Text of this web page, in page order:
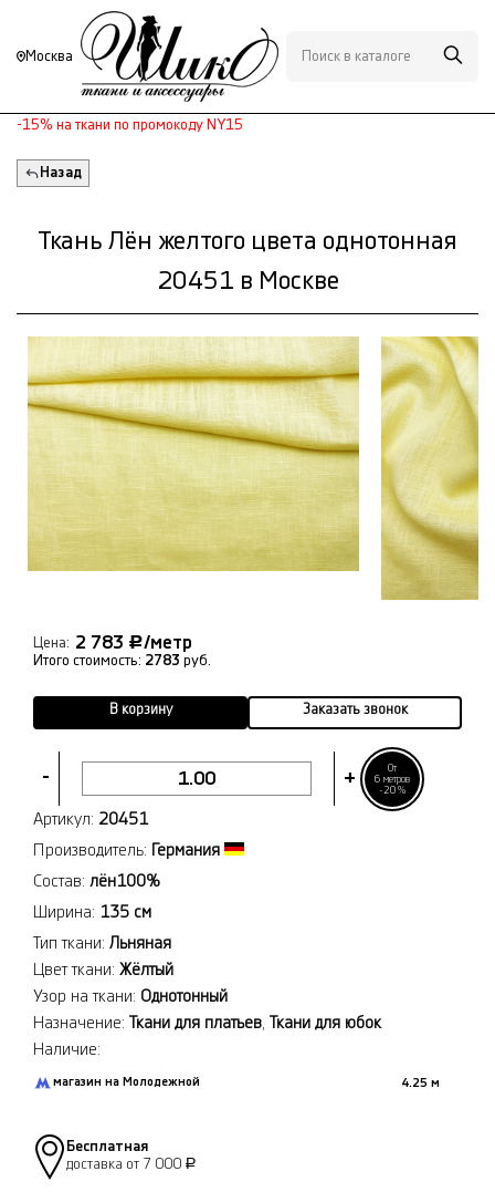
Москва
-15% на ткани по промокоду NY15
Назад
Ткань Лён желтого цвета однотонная
20451 в Москве
- +
От
6 метров
-20%
Цена: 2 783 Р/метр
Итого стоимость: 2783 руб.
В корзину Заказать звонок
Артикул: 20451
Производитель:
Германия
Состав: лён100%
Ширина: 135 см
Тип ткани: Льняная
Цвет ткани: Жёлтый
Узор на ткани: Однотонный
Назначение:
Ткани для платьев
Ткани для юбок
Наличие:
магазин на Молодежной 4.25 м
Бесплатная
доставка от 7 000 Р